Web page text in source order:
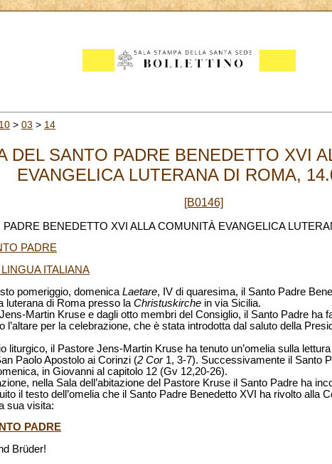
> 03 > 14
DEL SANTO PADRE BENEDETTO XVI
EVANGELICA LUTERANA DI ROMA,
[B0146]
PADRE BENEDETTO XVI ALLA COMUNITÀ EVANGELICA
PADRE
ITALIANA
pomeriggio, domenica Laetare, IV di quaresima, il Santo Padre
luterana di Roma presso la Christuskirche in via Sicilia.
Martin Kruse e dagli otto membri del Consiglio, il Santo Padre ha
l’altare per la celebrazione, che è stata introdotta dal saluto della
liturgico, il Pastore Jens-Martin Kruse ha tenuto un’omelia sulla
Paolo Apostolo ai Corinzi (2 Cor 1, 3-7). Successivamente il Santo
in Giovanni al capitolo 12 (Gv 12,20-26).
nella Sala dell’abitazione del Pastore Kruse il Santo Padre ha
il testo dell’omelia che il Santo Padre Benedetto XVI ha rivolto alla
sua visita:
PADRE
Brüder!